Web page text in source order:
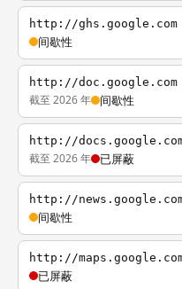
http://ghs.google.com
间歇性
http://doc.google.com
截至 2026 年 间歇性
http://
截至 2026 年 已屏蔽
http://
间歇性
http://
已屏蔽